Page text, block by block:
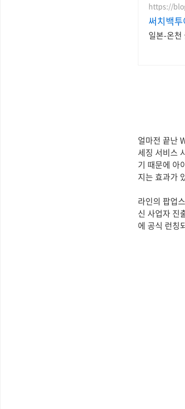
https://
써치백
일본-온천
얼마전 끝난
세징 서비스
기 때문에 아
지는 효과가
라인의 팝업
신 사업자 진
에 공식 런칭